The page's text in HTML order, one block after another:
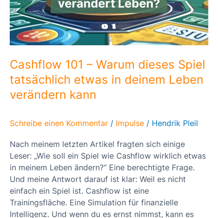
Cashflow 101 – Warum dieses Spiel
tatsächlich etwas in deinem Leben
verändern kann
Schreibe einen Kommentar / Impulse / Hendrik Pleil
Nach meinem letzten Artikel fragten sich einige
Leser: „Wie soll ein Spiel wie Cashflow wirklich etwas
in meinem Leben ändern?“ Eine berechtigte Frage.
Und meine Antwort darauf ist klar: Weil es nicht
einfach ein Spiel ist. Cashflow ist eine
Trainingsfläche. Eine Simulation für finanzielle
Intelligenz. Und wenn du es ernst nimmst, kann es